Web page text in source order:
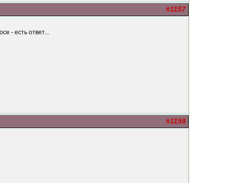
#1157
- есть ответ...
#1158